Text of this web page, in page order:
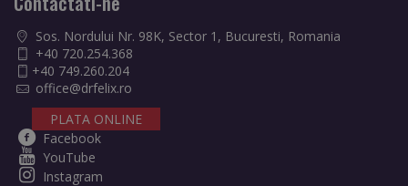
Sos. Nordului Nr. 98K, Sector 1, Bucuresti, Romania
+40 720.254.368
+40 749.260.204
office@drfelix.ro
PLATA ONLINE
Facebook
YouTube
Instagram